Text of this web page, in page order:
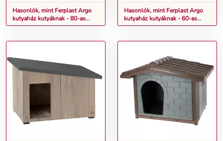
Hasonlók, mint Ferplast Argo
kutyaház kutyáknak - 80-as
méret: Sz 95,5 x M 62,5 x M 67
Hasonlók, mint Ferplast Argo
kutyaház kutyáknak - 60-as
méret: Sz 69,5 x M 54,5 x M 52